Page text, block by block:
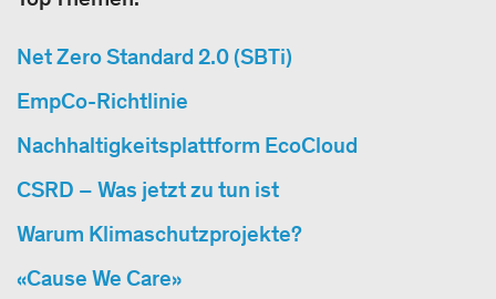
Net Zero Standard 2.0 (SBTi)
EmpCo-Richtlinie
Nachhaltigkeitsplattform EcoCloud
CSRD – Was jetzt zu tun ist
Warum Klimaschutzprojekte?
«Cause We Care»